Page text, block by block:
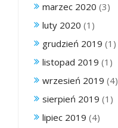
marzec 2020 (3)
luty 2020 (1)
grudzień 2019 (1)
listopad 2019 (1)
wrzesień 2019 (4)
sierpień 2019 (1)
lipiec 2019 (4)